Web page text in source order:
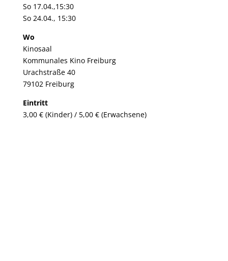
So 17.04.,15:30
So 24.04., 15:30
Wo
Kinosaal
Kommunales Kino Freiburg
Urachstraße 40
79102 Freiburg
Eintritt
3,00 € (Kinder) / 5,00 € (Erwachsene)